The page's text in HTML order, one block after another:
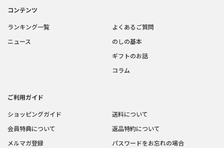
コンテンツ
ランキング一覧
ニュース
よくあるご質問
のしの基本
ギフトのお話
コラム
ご利用ガイド
ショッピングガイド
会員特典について
メルマガ登録
送料について
返品特約について
パスワードをお忘れの場合